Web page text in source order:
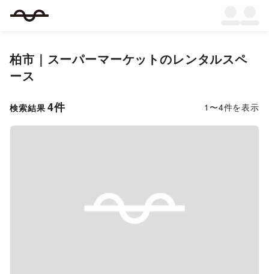
柏市 ｜ スーパーマーケットのレンタルスペ
ース
検索結果 4件 1 〜4件を表示
Previous slide